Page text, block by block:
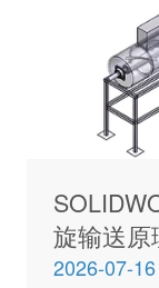
旋输送原
径
2026-07-16